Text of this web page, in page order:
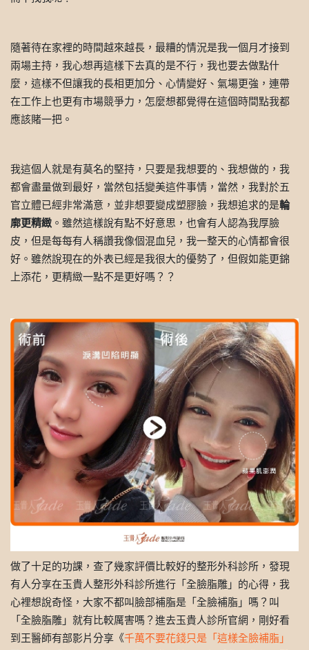
隨著待在家裡的時間越來越長，最糟的情況是我一個月才接到
兩場主持，我心想再這樣下去真的是不行，我也要去做點什
麼，這樣不但讓我的長相更加分、心情變好、氣場更強，連帶
在工作上也更有市場競爭力，怎麼想都覺得在這個時間點我都
應該賭一把。
我這個人就是有莫名的堅持，只要是我想要的、我想做的，我
都會盡量做到最好，當然包括變美這件事情，當然，我對於五
官立體已經非常滿意，並非想要變成塑膠臉，我想追求的是輪
廓更精緻 。雖然這樣說有點不好意思，也會有人認為我厚臉
皮，但是每每有人稱讚我像個混血兒，我一整天的心情都會很
好。雖然說現在的外表已經是我很大的優勢了，但假如能更錦
上添花，更精緻一點不是更好嗎？？
做了十足的功課，查了幾家評價比較好的整形外科診所，發現
有人分享在玉貴人整形外科診所進行「全臉脂雕」的心得，我
心裡想說奇怪，大家不都叫臉部補脂是「全臉補脂」嗎？叫
「全臉脂雕」就有比較厲害嗎？進去玉貴人診所官網，剛好看
到王醫師有部影片分享《千萬不要花錢只是「這樣全臉補脂」